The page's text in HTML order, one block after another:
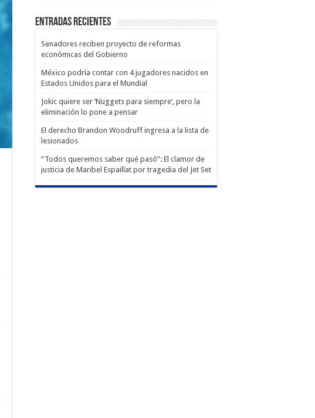
Entradas recientes
Senadores reciben proyecto de reformas
económicas del Gobierno
México podría contar con 4 jugadores nacidos en
Estados Unidos para el Mundial
Jokic quiere ser ‘Nuggets para siempre’, pero la
eliminación lo pone a pensar
El derecho Brandon Woodruff ingresa a la lista de
lesionados
“Todos queremos saber qué pasó”: El clamor de
justicia de Maribel Espaillat por tragedia del Jet Set